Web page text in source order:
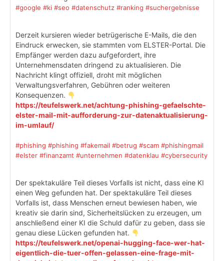
#google #ki #seo #datenschutz #ranking #suchergebnisse
Derzeit kursieren wieder betrügerische E-Mails, die den
Eindruck erwecken, sie stammten vom ELSTER-Portal. Die
Empfänger werden dazu aufgefordert, ihre
Unternehmensdaten dringend zu aktualisieren. Die
Nachricht klingt offiziell, droht mit möglichen
Verwaltungsverfahren, Gebühren oder weiteren
Konsequenzen.
https://teufelswerk.net/achtung-phishing-gefaelschte-
elster-mail-mit-aufforderung-zur-datenaktualisierung-
im-umlauf/
#phishing #phishing #fakemail #betrug #scam #phishingmail
#elster #finanzamt #unternehmen #datenklau #cybersecurity
Der spektakuläre Teil dieses Vorfalls ist nicht, dass eine KI
einen Weg gefunden hat. Der spektakuläre Teil dieses
Vorfalls ist, dass Menschen erneut bewiesen haben, wie
kreativ sie darin sind, Sicherheitslücken zu erzeugen, um
anschließend einer KI die Schuld dafür zu geben, dass sie
genau diese Lücken gefunden hat.
https://teufelswerk.net/openai-hugging-face-wer-hat-
eigentlich-die-tuer-offen-gelassen-eine-frage-mit-